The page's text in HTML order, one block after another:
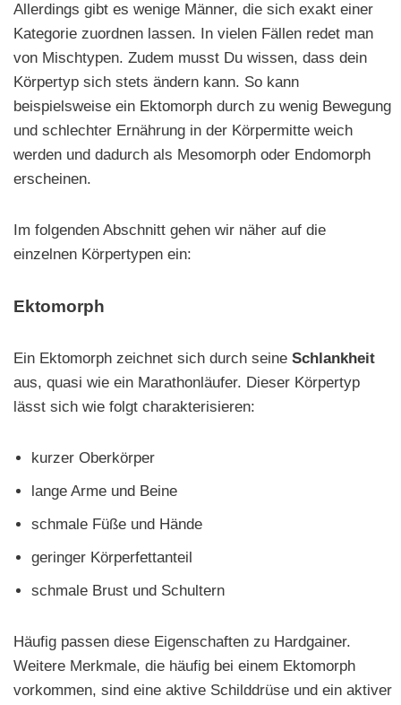
Allerdings gibt es wenige Männer, die sich exakt einer
Kategorie zuordnen lassen. In vielen Fällen redet man
von Mischtypen. Zudem musst Du wissen, dass dein
Körpertyp sich stets ändern kann. So kann
beispielsweise ein Ektomorph durch zu wenig Bewegung
und schlechter Ernährung in der Körpermitte weich
werden und dadurch als Mesomorph oder Endomorph
erscheinen.
Im folgenden Abschnitt gehen wir näher auf die
einzelnen Körpertypen ein:
Ektomorph
Ein Ektomorph zeichnet sich durch seine Schlankheit
aus, quasi wie ein Marathonläufer. Dieser Körpertyp
lässt sich wie folgt charakterisieren:
kurzer Oberkörper
lange Arme und Beine
schmale Füße und Hände
geringer Körperfettanteil
schmale Brust und Schultern
Häufig passen diese Eigenschaften zu Hardgainer.
Weitere Merkmale, die häufig bei einem Ektomorph
vorkommen, sind eine aktive Schilddrüse und ein aktiver